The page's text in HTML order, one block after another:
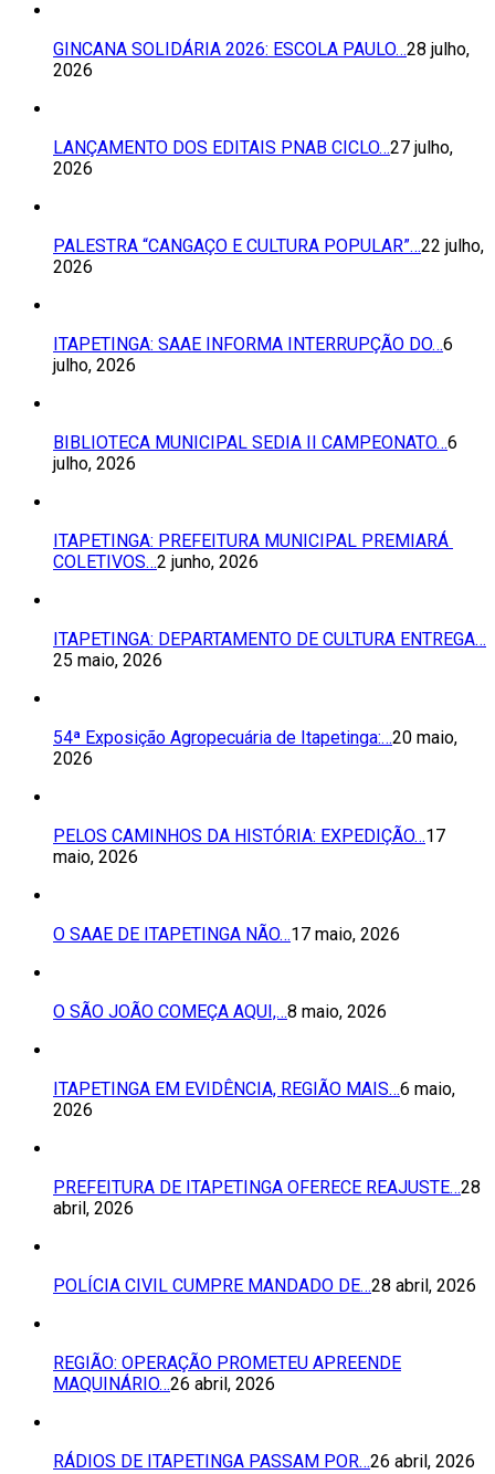
GINCANA SOLIDÁRIA 2026: ESCOLA PAULO…28 julho,
2026
LANÇAMENTO DOS EDITAIS PNAB CICLO…27 julho,
2026
PALESTRA “CANGAÇO E CULTURA POPULAR”…22 julho,
2026
ITAPETINGA: SAAE INFORMA INTERRUPÇÃO DO…6
julho, 2026
BIBLIOTECA MUNICIPAL SEDIA II CAMPEONATO…6
julho, 2026
ITAPETINGA: PREFEITURA MUNICIPAL PREMIARÁ
COLETIVOS…2 junho, 2026
ITAPETINGA: DEPARTAMENTO DE CULTURA ENTREGA…
25 maio, 2026
54ª Exposição Agropecuária de Itapetinga:…20 maio,
2026
PELOS CAMINHOS DA HISTÓRIA: EXPEDIÇÃO…17
maio, 2026
O SAAE DE ITAPETINGA NÃO…17 maio, 2026
O SÃO JOÃO COMEÇA AQUI,…8 maio, 2026
ITAPETINGA EM EVIDÊNCIA, REGIÃO MAIS…6 maio,
2026
PREFEITURA DE ITAPETINGA OFERECE REAJUSTE…28
abril, 2026
POLÍCIA CIVIL CUMPRE MANDADO DE…28 abril, 2026
REGIÃO: OPERAÇÃO PROMETEU APREENDE
MAQUINÁRIO…26 abril, 2026
RÁDIOS DE ITAPETINGA PASSAM POR…26 abril, 2026